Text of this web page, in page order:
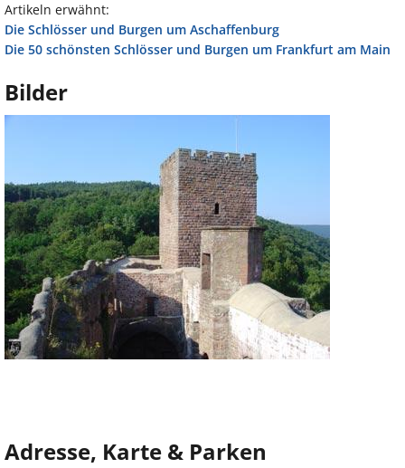
Artikeln erwähnt:
Die Schlösser und Burgen um Aschaffenburg
Die 50 schönsten Schlösser und Burgen um Frankfurt am Main
Bilder
Adresse, Karte & Parken